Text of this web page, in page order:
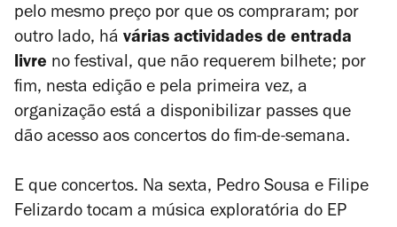
pelo mesmo preço por que os compraram; por
outro lado, há várias actividades de entrada
livre no festival, que não requerem bilhete; por
fim, nesta edição e pela primeira vez, a
organização está a disponibilizar passes que
dão acesso aos concertos do fim-de-semana.
E que concertos. Na sexta, Pedro Sousa e Filipe
Felizardo tocam a música exploratória do EP